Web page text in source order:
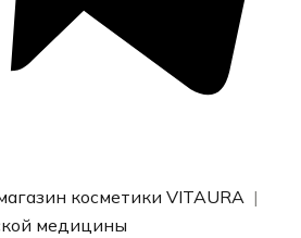
косметики VITAURA |
медицины